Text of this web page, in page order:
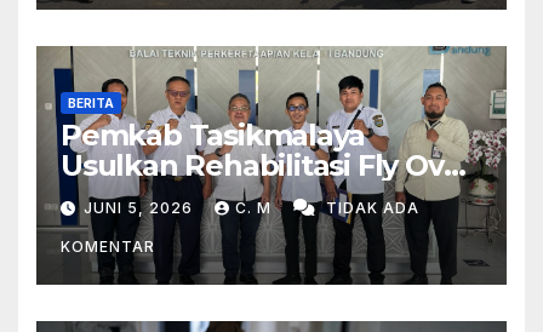
BERITA
Pemkab Tasikmalaya
Usulkan Rehabilitasi Fly Over
Dan Penambahan Layanan
Kereta Api Di Rajapolah
JUNI 5, 2026 C. M TIDAK ADA
KOMENTAR